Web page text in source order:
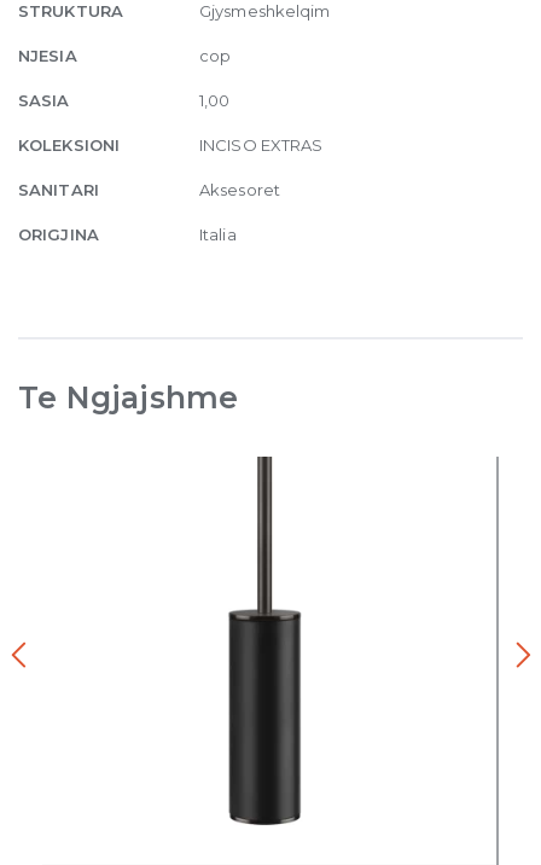
STRUKTURA Gjysmeshkelqim
NJESIA cop
SASIA 1,00
KOLEKSIONI INCISO EXTRAS
SANITARI Aksesoret
ORIGJINA Italia
Te Ngjajshme